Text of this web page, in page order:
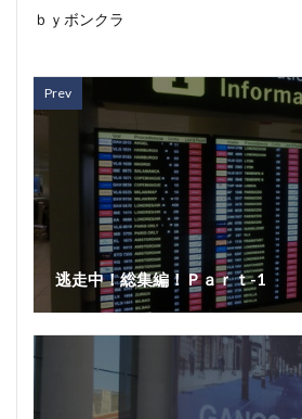
ｂｙボンクラ
Prev
逃走中！総集編！Ｐａｒｔ-1